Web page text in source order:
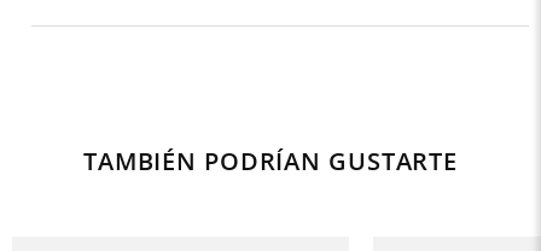
TAMBIÉN PODRÍAN GUSTARTE